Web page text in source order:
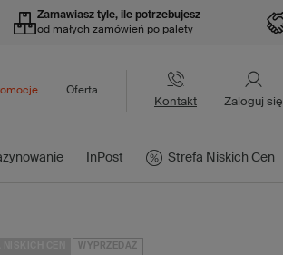
Zamawiasz tyle, ile potrzebujesz
od małych zamówień po palety
Kontakt Zaloguj się
InPost Strefa Niskich Cen
Oferta
WYPRZEDAŻ